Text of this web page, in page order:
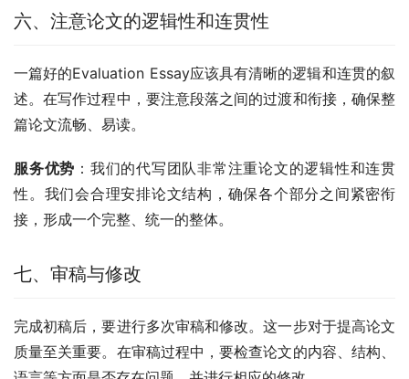
六、注意论文的逻辑性和连贯性
一篇好的Evaluation Essay应该具有清晰的逻辑和连贯的叙
述。在写作过程中，要注意段落之间的过渡和衔接，确保整
篇论文流畅、易读。
服务优势 ：我们的代写团队非常注重论文的逻辑性和连贯
性。我们会合理安排论文结构，确保各个部分之间紧密衔
接，形成一个完整、统一的整体。
七、审稿与修改
完成初稿后，要进行多次审稿和修改。这一步对于提高论文
质量至关重要。在审稿过程中，要检查论文的内容、结构、